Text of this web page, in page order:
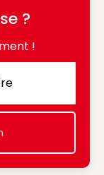
?
!
offre